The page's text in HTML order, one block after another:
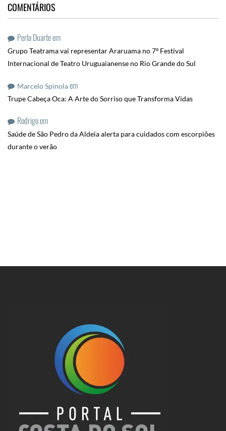
COMENTÁRIOS
Perla Duarteem
Grupo Teatrama vai representar Araruama no 7º Festival
Internacional de Teatro Uruguaianense no Rio Grande do Sul
Marcelo Spinolaem
Trupe Cabeça Oca: A Arte do Sorriso que Transforma Vidas
Rodrigoem
Saúde de São Pedro da Aldeia alerta para cuidados com escorpiões
durante o verão